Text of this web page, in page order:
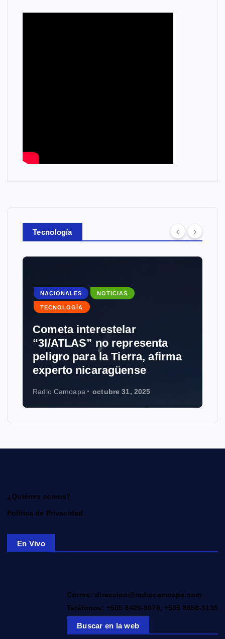
Tecnología
NACIONALES NOTICIAS
TECNOLOGÍA
Cometa interestelar
“3I/ATLAS” no representa
peligro para la Tierra, afirma
experto nicaragüense
Radio Camoapa octubre 31, 2025
¿Quiénes somos?
Política de Privacidad
En Vivo
Correo: direccion@radiocamoapa.com
Teléfonos: +505 8420-9070, +505 8656-3135
Buscar en la web